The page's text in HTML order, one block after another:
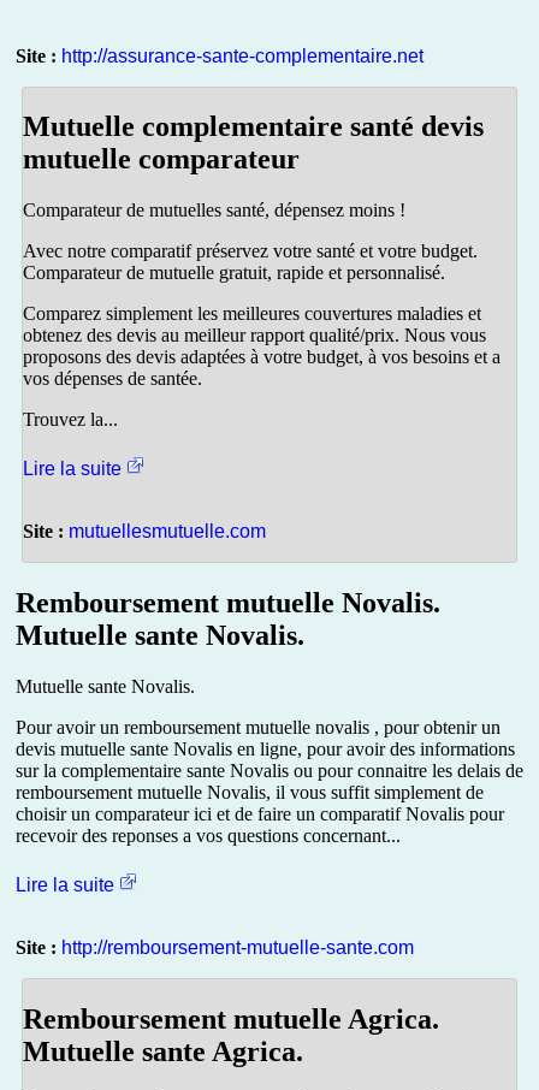
Site : http://assurance-sante-complementaire.net
Mutuelle complementaire santé devis
mutuelle comparateur
Comparateur de mutuelles santé, dépensez moins !
Avec notre comparatif préservez votre santé et votre budget.
Comparateur de mutuelle gratuit, rapide et personnalisé.
Comparez simplement les meilleures couvertures maladies et
obtenez des devis au meilleur rapport qualité/prix. Nous vous
proposons des devis adaptées à votre budget, à vos besoins et a
vos dépenses de santée.
Trouvez la...
Lire la suite
Site : mutuellesmutuelle.com
Remboursement mutuelle Novalis.
Mutuelle sante Novalis.
Mutuelle sante Novalis.
Pour avoir un remboursement mutuelle novalis , pour obtenir un
devis mutuelle sante Novalis en ligne, pour avoir des informations
sur la complementaire sante Novalis ou pour connaitre les delais de
remboursement mutuelle Novalis, il vous suffit simplement de
choisir un comparateur ici et de faire un comparatif Novalis pour
recevoir des reponses a vos questions concernant...
Lire la suite
Site : http://remboursement-mutuelle-sante.com
Remboursement mutuelle Agrica.
Mutuelle sante Agrica.